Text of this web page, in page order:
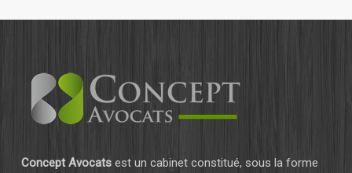
Concept Avocatsest un cabinet constitué, sous la forme